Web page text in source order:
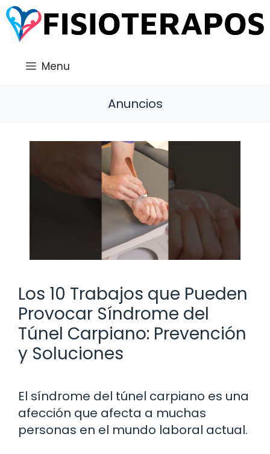
Saltar
al
contenido
Menu
Anuncios
Los 10 Trabajos que Pueden
Provocar Síndrome del
Túnel Carpiano: Prevención
y Soluciones
El síndrome del túnel carpiano es una
afección que afecta a muchas
personas en el mundo laboral actual.